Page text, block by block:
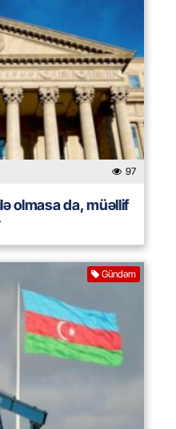
97
olmasa da, müəllif
Gündəm